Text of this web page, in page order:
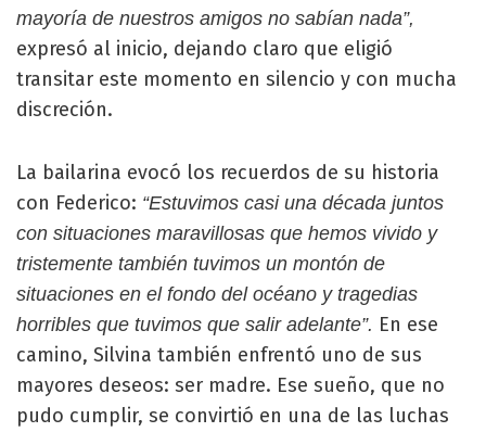
mayoría de nuestros amigos no sabían nada”,
expresó al inicio, dejando claro que eligió
transitar este momento en silencio y con mucha
discreción.
La bailarina evocó los recuerdos de su historia
con Federico: “Estuvimos casi una década juntos
con situaciones maravillosas que hemos vivido y
tristemente también tuvimos un montón de
situaciones en el fondo del océano y tragedias
horribles que tuvimos que salir adelante”. En ese
camino, Silvina también enfrentó uno de sus
mayores deseos: ser madre. Ese sueño, que no
pudo cumplir, se convirtió en una de las luchas